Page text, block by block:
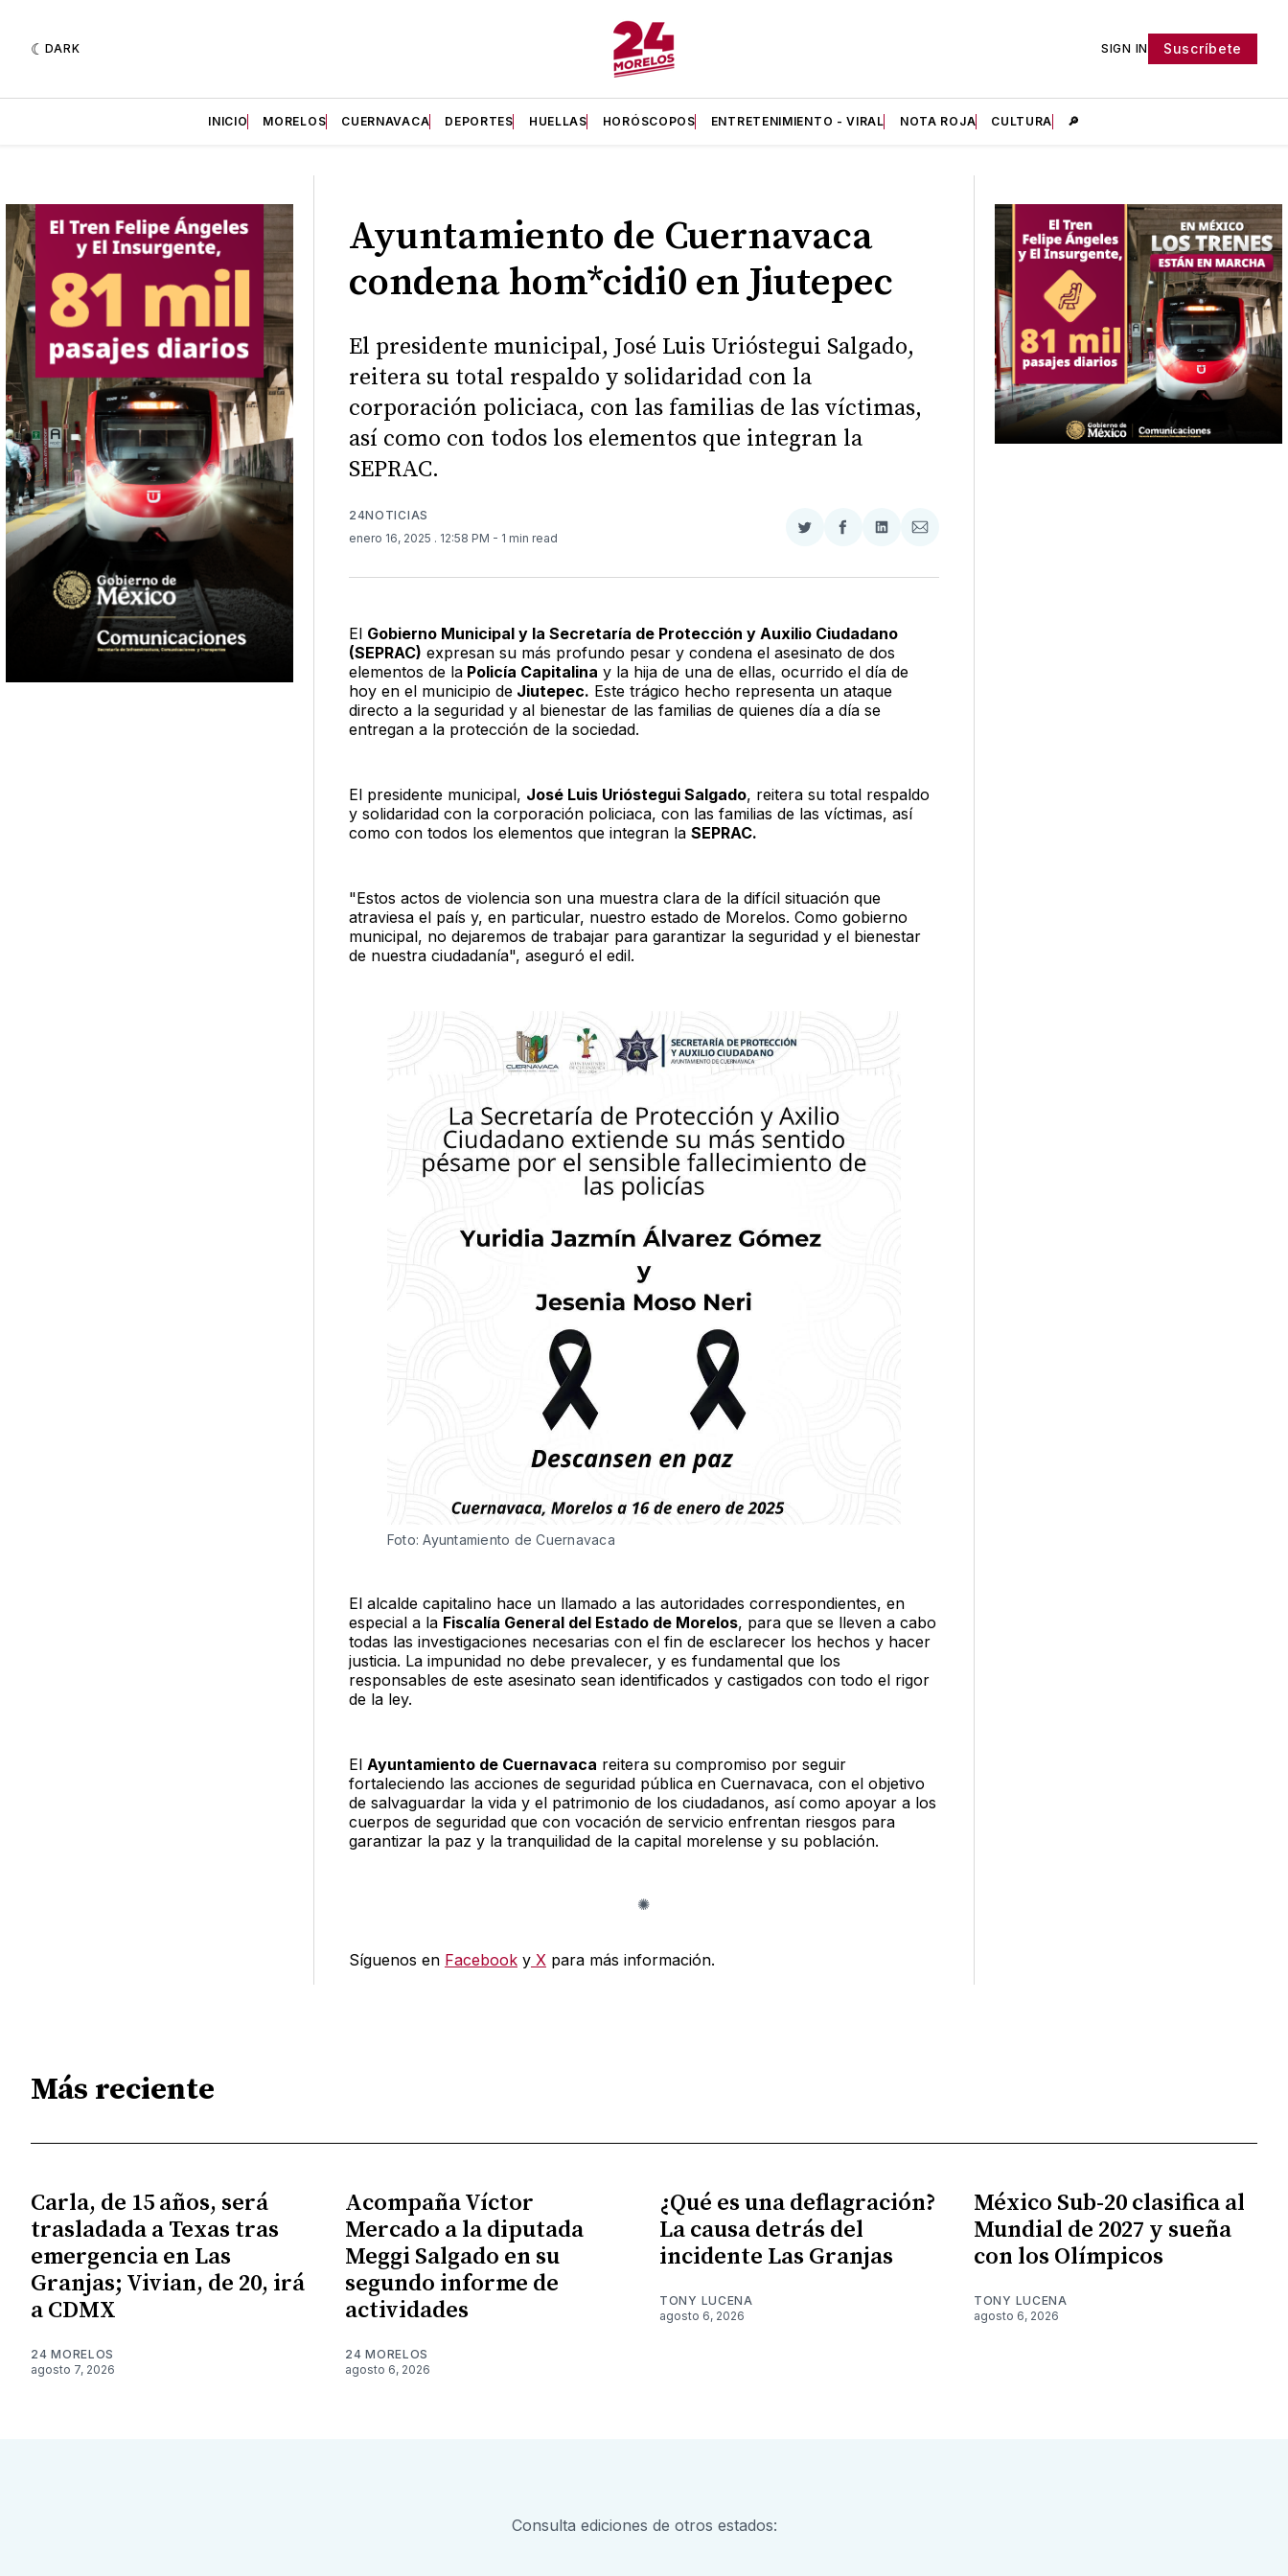
DARK SIGN IN Suscríbete
INICIO MORELOS CUERNAVACA DEPORTES HUELLAS HORÓSCOPOS ENTRETENIMIENTO - VIRAL NOTA ROJA CULTURA 🔎
Ayuntamiento de Cuernavaca
condena hom*cidi0 en Jiutepec
El presidente municipal, José Luis Urióstegui Salgado,
reitera su total respaldo y solidaridad con la
corporación policiaca, con las familias de las víctimas,
así como con todos los elementos que integran la
SEPRAC.
24NOTICIAS
enero 16, 2025 . 12:58 PM - 1 min read
Compartir
Twitter
Compartir
Facebook
Compartir
LinkedIn
Compartir
Email
El Gobierno Municipal y la Secretaría de Protección y Auxilio Ciudadano
(SEPRAC) expresan su más profundo pesar y condena el asesinato de dos
elementos de laPolicía Capitalina y la hija de una de ellas, ocurrido el día de
hoy en el municipio deJiutepec. Este trágico hecho representa un ataque
directo a la seguridad y al bienestar de las familias de quienes día a día se
entregan a la protección de la sociedad.
El presidente municipal, José Luis Urióstegui Salgado, reitera su total respaldo
y solidaridad con la corporación policiaca, con las familias de las víctimas, así
como con todos los elementos que integran la SEPRAC.
"Estos actos de violencia son una muestra clara de la difícil situación que
atraviesa el país y, en particular, nuestro estado de Morelos. Como gobierno
municipal, no dejaremos de trabajar para garantizar la seguridad y el bienestar
de nuestra ciudadanía", aseguró el edil.
Foto: Ayuntamiento de Cuernavaca
El alcalde capitalino hace un llamado a las autoridades correspondientes, en
especial a la Fiscalía General del Estado de Morelos, para que se lleven a cabo
todas las investigaciones necesarias con el fin de esclarecer los hechos y hacer
justicia. La impunidad no debe prevalecer, y es fundamental que los
responsables de este asesinato sean identificados y castigados con todo el rigor
de la ley.
El Ayuntamiento de Cuernavaca reitera su compromiso por seguir
fortaleciendo las acciones de seguridad pública en Cuernavaca, con el objetivo
de salvaguardar la vida y el patrimonio de los ciudadanos, así como apoyar a los
cuerpos de seguridad que con vocación de servicio enfrentan riesgos para
garantizar la paz y la tranquilidad de la capital morelense y su población.
Síguenos en FacebookyX para más información.
Más reciente
Carla, de 15 años, será
trasladada a Texas tras
emergencia en Las
Granjas; Vivian, de 20, irá
a CDMX
24 MORELOS
agosto 7, 2026
Acompaña Víctor
Mercado a la diputada
Meggi Salgado en su
segundo informe de
actividades
24 MORELOS
agosto 6, 2026
¿Qué es una deflagración?
La causa detrás del
incidente Las Granjas
TONY LUCENA
agosto 6, 2026
México Sub-20 clasifica al
Mundial de 2027 y sueña
con los Olímpicos
TONY LUCENA
agosto 6, 2026
Consulta ediciones de otros estados: